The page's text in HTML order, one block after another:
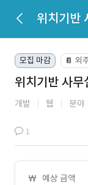
모집 마감 📔 외
위치기반 사
개발 웹 분야
1
예상 금액